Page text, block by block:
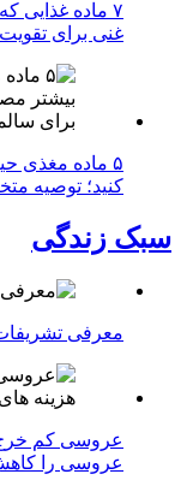
غنی برای
۵ ماده مغذی
کنید؛ توصیه
سبک زندگی
معرفی
عروسی کم
عروسی را